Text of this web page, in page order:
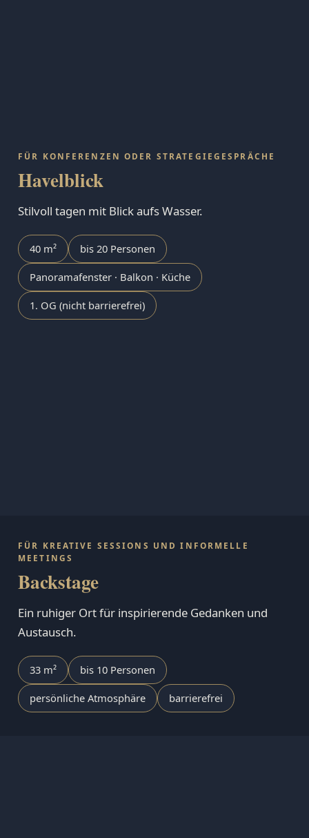
FÜR KONFERENZEN ODER STRATEGIEGESPRÄCHE
Havelblick
Stilvoll tagen mit Blick aufs Wasser.
40 m² bis 20 Personen
Panoramafenster · Balkon · Küche
1. OG (nicht barrierefrei)
FÜR KREATIVE SESSIONS UND INFORMELLE
MEETINGS
Backstage
Ein ruhiger Ort für inspirierende Gedanken und
Austausch.
33 m² bis 10 Personen
persönliche Atmosphäre barrierefrei